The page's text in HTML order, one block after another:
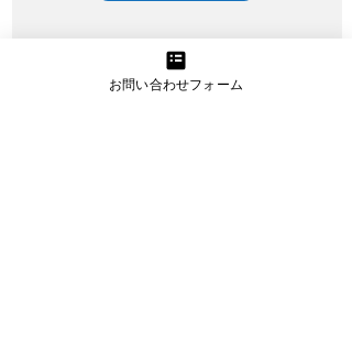
きらくにコンサルティング
お問い合わせフォーム